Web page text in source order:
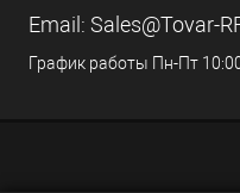
Email: Sales@Tovar-
График работы Пн-Пт